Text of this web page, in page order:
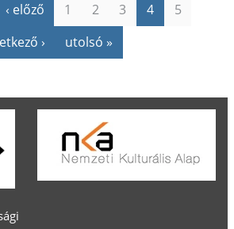
‹ előző 1 2 3 4
5
› utolsó »